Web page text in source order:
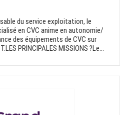
du service exploitation, le
en CVC anime en autonomie/
des équipements de CVC sur
PRINCIPALES MISSIONS ?Le...